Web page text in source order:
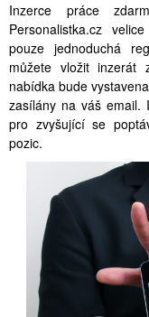
Inzerce práce
Personalistka.cz
pouze jednoduchá
můžete vložit inzerát
nabídka bude
zasílány na váš email.
pro zvyšující se
pozic.